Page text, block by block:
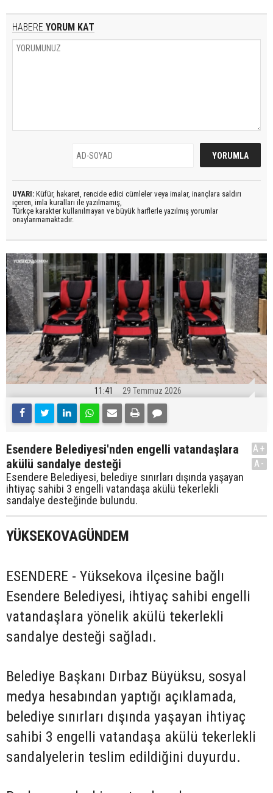
HABERE YORUM KAT
UYARI: Küfür, hakaret, rencide edici cümleler veya imalar, inançlara saldırı
içeren, imla kuralları ile yazılmamış,
Türkçe karakter kullanılmayan ve büyük harflerle yazılmış yorumlar
onaylanmamaktadır.
11:41 29 Temmuz 2026
Esendere Belediyesi'nden engelli vatandaşlara
akülü sandalye desteği
Esendere Belediyesi, belediye sınırları dışında yaşayan
ihtiyaç sahibi 3 engelli vatandaşa akülü tekerlekli
sandalye desteğinde bulundu.
A+
A-
YÜKSEKOVAGÜNDEM
ESENDERE - Yüksekova ilçesine bağlı
Esendere Belediyesi, ihtiyaç sahibi engelli
vatandaşlara yönelik akülü tekerlekli
sandalye desteği sağladı.
Belediye Başkanı Dırbaz Büyüksu, sosyal
medya hesabından yaptığı açıklamada,
belediye sınırları dışında yaşayan ihtiyaç
sahibi 3 engelli vatandaşa akülü tekerlekli
sandalyelerin teslim edildiğini duyurdu.